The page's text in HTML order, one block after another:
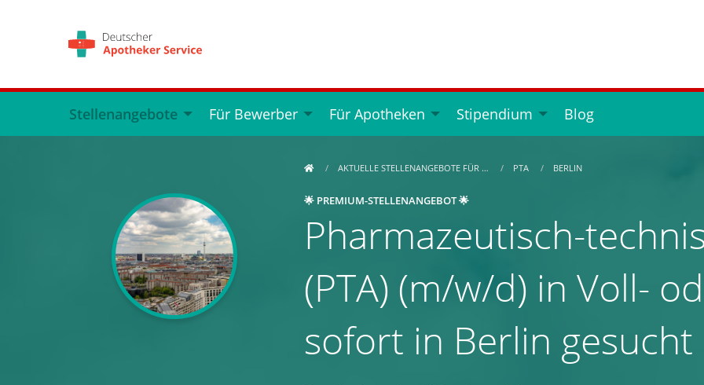
Stellenangebote Für Bewerber Für Apotheken Stipendium Blog
AKTUELLE STELLENANGEBOTE FÜR … PTA BERLIN
🌟 PREMIUM-STELLENANGEBOT 🌟
Pharmazeutisch-
(PTA) (m/w/d) in Voll-
sofort in Berlin gesucht